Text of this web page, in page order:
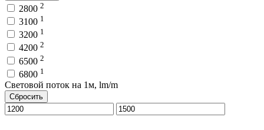
2800 2
3100 1
3200 1
4200 2
6500 2
6800 1
Световой поток на 1м, lm/m
Сбросить